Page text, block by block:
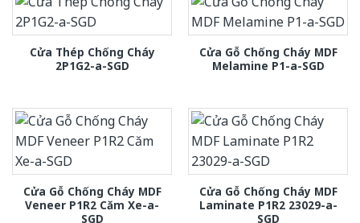
Cửa Thép Chống Cháy
2P1G2-a-SGD
Cửa Gỗ Chống Cháy MDF
Melamine P1-a-SGD
Cửa Gỗ Chống Cháy MDF
Veneer P1R2 Căm Xe-a-
SGD
Cửa Gỗ Chống Cháy MDF
Laminate P1R2 23029-a-
SGD